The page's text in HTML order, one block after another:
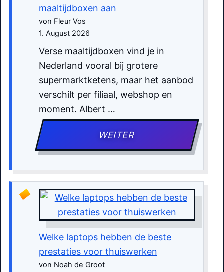
maaltijdboxen aan
von Fleur Vos
1. August 2026
Verse maaltijdboxen vind je in
Nederland vooral bij grotere
supermarktketens, maar het aanbod
verschilt per filiaal, webshop en
moment. Albert …
WEITER
Welke laptops hebben de beste
prestaties voor thuiswerken
von Noah de Groot